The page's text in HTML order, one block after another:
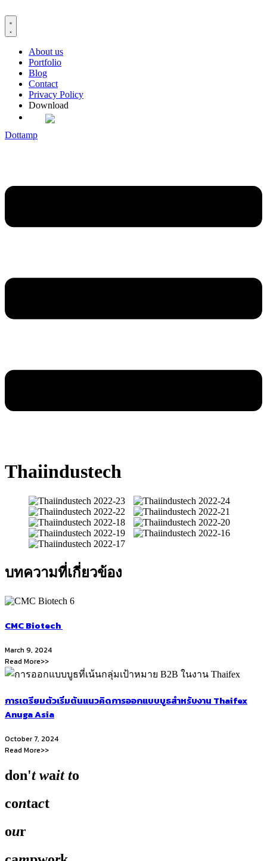
to
content
About us
Portfolio
Blog
Contact
Privacy Policy
Download
Dottamp
Thaiindustech
บทความที่เกี่ยวข้อง
CMC Biotech
March 9, 2024
Read More>>
การเตรียมตัวเริ่มต้นแนวคิดการออกแบบบูธสำหรับงาน Thaifex
Anuga Asia
October 7, 2024
Read More>>
don't wait to
contact
our